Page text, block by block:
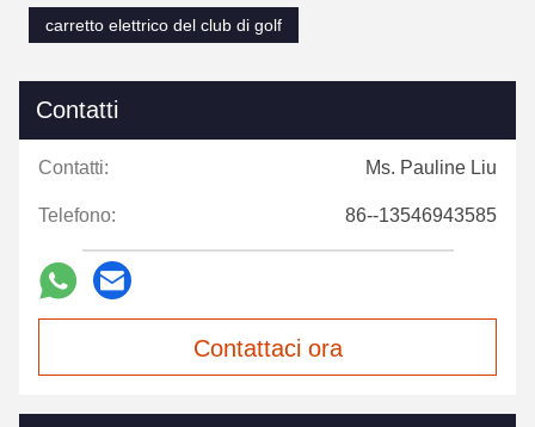
carretto elettrico del club di golf
Contatti
Contatti: Ms. Pauline Liu
Telefono: 86--13546943585
Contattaci ora